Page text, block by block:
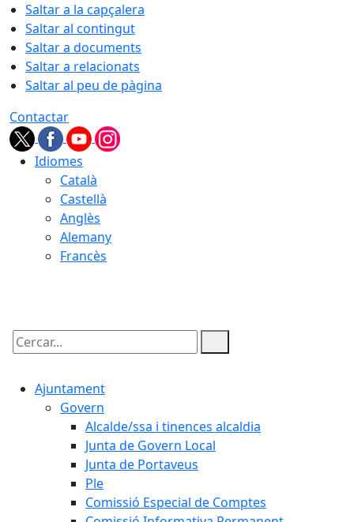
Saltar a la capçalera
Saltar al contingut
Saltar a documents
Saltar a relacionats
Saltar al peu de pàgina
Contactar
Idiomes
Català
Castellà
Anglès
Alemany
Francès
Cercar:
Ajuntament
Govern
Alcalde/ssa i tinences alcaldia
Junta de Govern Local
Junta de Portaveus
Ple
Comissió Especial de Comptes